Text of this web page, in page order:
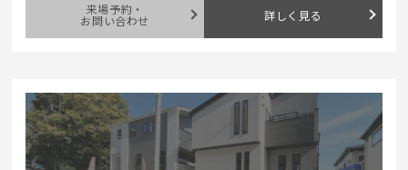
来場予約・
お問い合わせ 詳しく見る